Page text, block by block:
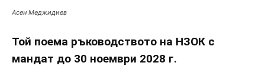
Асен Меджидиев
Той поема ръководството на НЗОК с
мандат до 30 ноември 2028 г.